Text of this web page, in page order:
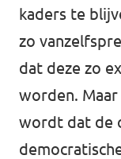
kaders te
zo
dat deze zo
worden.
wordt dat de